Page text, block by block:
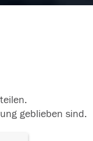
geblieben sind.